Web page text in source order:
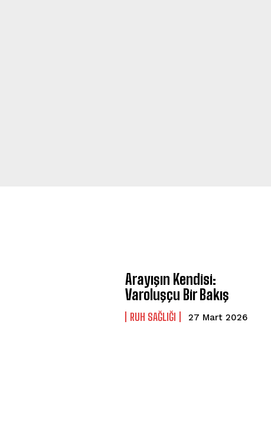
Arayışın Kendisi:
Varoluşçu Bir Bakış
⁠RUH SAĞLIĞI 27 Mart 2026